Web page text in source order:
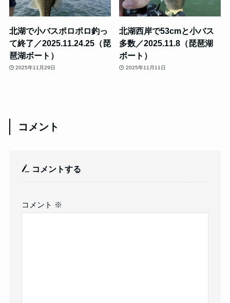
北湖で小バスポロポロ釣っ
て終了／2025.11.24.25（琵
琶湖ボート）
2025年11月29日
北湖西岸で53cmと小バス
多数／2025.11.8（琵琶湖
ボート）
2025年11月11日
コメント
コメントする
コメント ※